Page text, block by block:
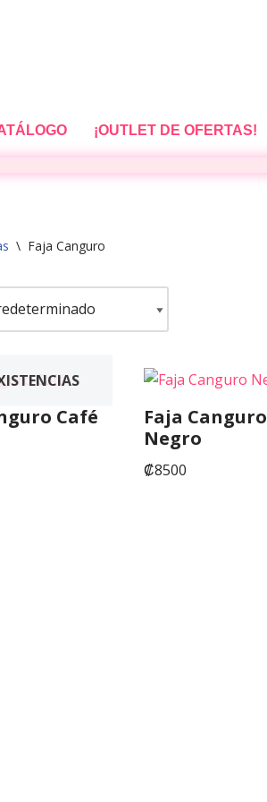
¡OUTLET DE OFERTAS!
\ Faja Canguro
Café
Faja Canguro
Negro
₡8500